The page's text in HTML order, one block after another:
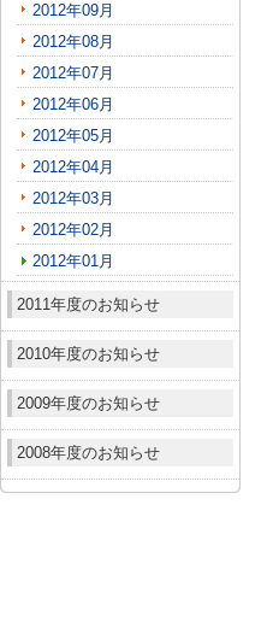
2012年09月
2012年08月
2012年07月
2012年06月
2012年05月
2012年04月
2012年03月
2012年02月
2012年01月
2011年度のお知らせ
2010年度のお知らせ
2009年度のお知らせ
2008年度のお知らせ